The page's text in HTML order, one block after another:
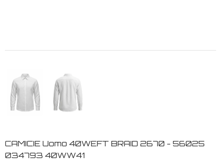
CAMICIE Uomo 40WEFT BRAID 2670 - 56025
034793 40WW41